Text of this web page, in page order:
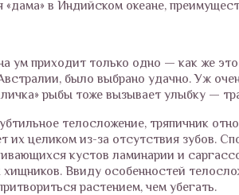
«дама» в Индийском океане,
ум приходит только одно — как же
было выбрано удачно. Уж
рыбы тоже вызывает улыбку —
телосложение, тряпичник
целиком из-за отсутствия зубов.
кустов ламинарии и
Ввиду особенностей
растением, чем убегать.